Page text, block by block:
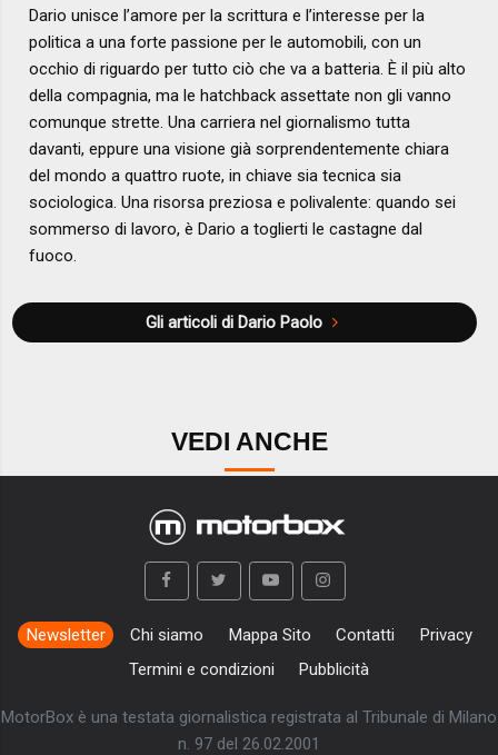
Dario unisce l’amore per la scrittura e l’interesse per la
politica a una forte passione per le automobili, con un
occhio di riguardo per tutto ciò che va a batteria. È il più alto
della compagnia, ma le hatchback assettate non gli vanno
comunque strette. Una carriera nel giornalismo tutta
davanti, eppure una visione già sorprendentemente chiara
del mondo a quattro ruote, in chiave sia tecnica sia
sociologica. Una risorsa preziosa e polivalente: quando sei
sommerso di lavoro, è Dario a toglierti le castagne dal
fuoco.
Gli articoli di Dario Paolo
VEDI ANCHE
Newsletter Chi siamo Mappa Sito Contatti
Privacy
Termini e condizioni
Pubblicità
MotorBox è una testata giornalistica registrata al Tribunale di Milano
n. 97 del 26.02.2001